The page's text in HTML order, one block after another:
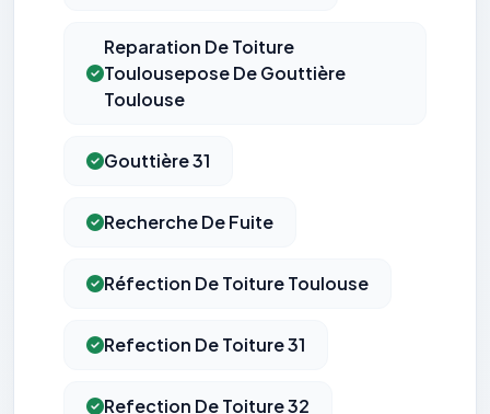
Reparation De Toiture
Toulousepose De Gouttière
Toulouse
Gouttière 31
Recherche De Fuite
Réfection De Toiture Toulouse
Refection De Toiture 31
Refection De Toiture 32